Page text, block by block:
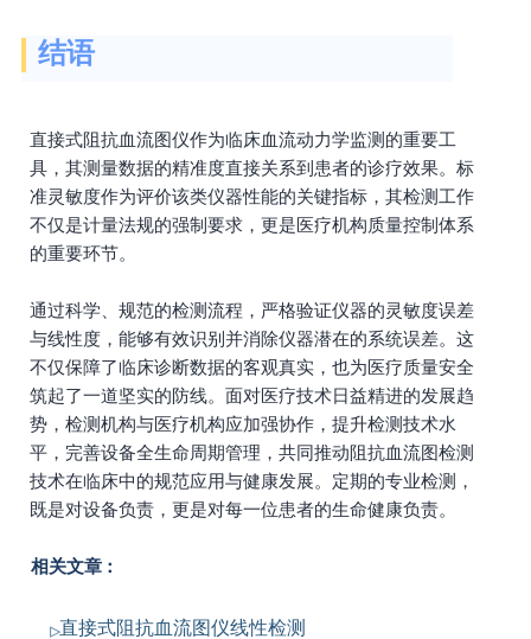
结语
直接式阻抗血流图仪作为临床血流动力学监测的重要工
具，其测量数据的精准度直接关系到患者的诊疗效果。标
准灵敏度作为评价该类仪器性能的关键指标，其检测工作
不仅是计量法规的强制要求，更是医疗机构质量控制体系
的重要环节。
通过科学、规范的检测流程，严格验证仪器的灵敏度误差
与线性度，能够有效识别并消除仪器潜在的系统误差。这
不仅保障了临床诊断数据的客观真实，也为医疗质量安全
筑起了一道坚实的防线。面对医疗技术日益精进的发展趋
势，检测机构与医疗机构应加强协作，提升检测技术水
平，完善设备全生命周期管理，共同推动阻抗血流图检测
技术在临床中的规范应用与健康发展。定期的专业检测，
既是对设备负责，更是对每一位患者的生命健康负责。
相关文章：
直接式阻抗血流图仪线性检测